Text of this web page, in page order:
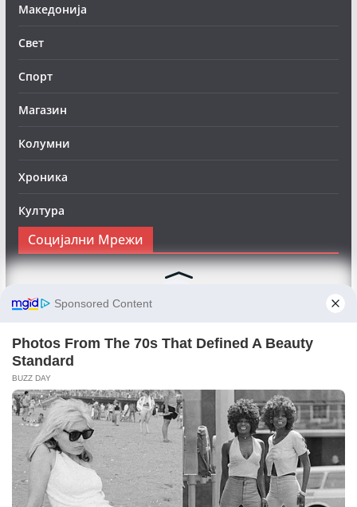
Македонија
Свет
Спорт
Магазин
Колумни
Хроника
Култура
Социјални Мрежи
Следете нè на Фејсбук за да сте во тек со најновите